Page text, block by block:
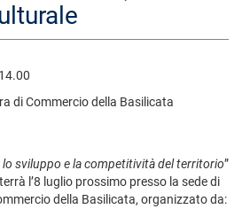
di Commercio della Basilicata
lo sviluppo e la competitività del territorio”
l’8 luglio prossimo presso la sede di
della Basilicata, organizzato da: